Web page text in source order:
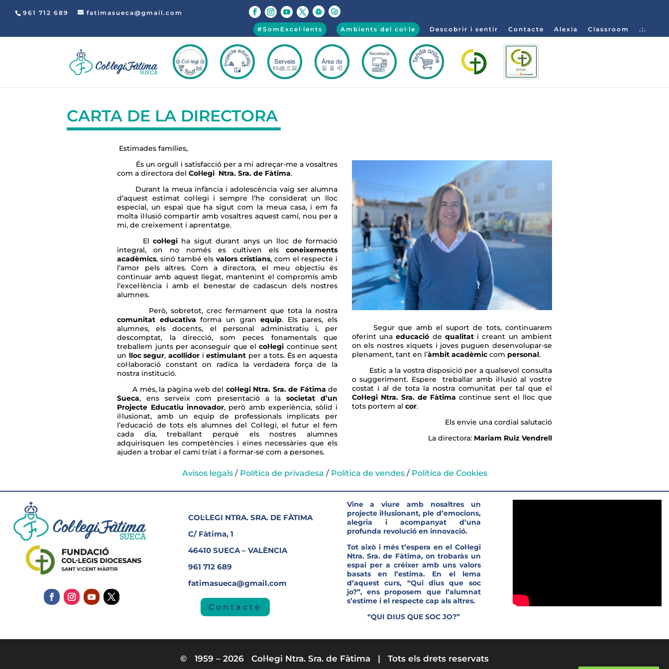
961 712 689 fatimasueca@gmail.com
#SomExcel·lents Ambients del col·le Descobrir i sentir Contacte Alexia Classroom .:.
CARTA DE LA DIRECTORA
Estimades famílies,
És un orgull i satisfacció per a mi adreçar-me a vosaltres
com a directora delCol·legi Ntra. Sra. de Fàtima.
Durant la meua infància i adolescència vaig ser alumna
d’aquest estimat col·legi i sempre l’he considerat un lloc
especial, un espai que ha sigut com la meua casa, i em fa
molta il·lusió compartir amb vosaltres aquest camí, nou per a
mi, de creixement i aprentatge.
Elcol·legi ha sigut durant anys un lloc de formació
integral, on no només es cultiven elsconeixements
acadèmics, sinó també elsvalors cristians, com el respecte i
l’amor pels altres. Com a directora, el meu objectiu és
continuar amb aquest llegat, mantenint el compromís amb
l’excel·lència i amb el benestar de cadascun dels nostres
alumnes.
Però, sobretot, crec fermament que tota la nostra
comunitat educativa forma un granequip. Els pares, els
alumnes, els docents, el personal administratiu i, per
descomptat, la direcció, som peces fonamentals que
treballem junts per aconseguir que elcol·legi continue sent
un lloc segur,acollidor iestimulant per a tots. És en aquesta
col·laboració constant on radica la verdadera força de la
nostra institució.
A més, la pàgina web del col·legi Ntra. Sra. de Fátima de
Sueca, ens serveix com presentació a lasocietat d’un
Projecte Educatiu innovador, però amb experiència, sòlid i
il·lusionat, amb un equip de professionals implicats per
l’educació de tots els alumnes del Col·legi, el futur el fem
cada dia, treballant perquè els nostres alumnes
adquirisquen les competències i eines necessàries que els
ajuden a trobar el camí triat i a formar-se com a persones.
Segur que amb el suport de tots, continuarem
oferint unaeducació de qualitati creant un ambient
on els nostres xiquets i joves puguen desenvolupar-se
plenament, tant en l’àmbit acadèmic com personal.
Estic a la vostra disposició per a qualsevol consulta
o suggeriment. Espere treballar amb il·lusió al vostre
costat i al de tota la nostra comunitat per tal que el
Col·legi Ntra. Sra. de Fàtima continue sent el lloc que
tots portem al cor.
Els envie una cordial salutació
La directora: Mariam Ruiz Vendrell
Avisos legals/ Política de privadesa / Política de vendes/ Política de Cookies
COL·LEGI NTRA. SRA. DE FÀTIMA
C/ Fàtima, 1
46410 SUECA – VALÈNCIA
961 712 689
fatimasueca@gmail.com
Contacte
Vine a viure amb nosaltres un
projecte il·lusionant, ple d’emocions,
alegria i acompanyat d’una
profunda revolució en innovació.
Tot això i més t’espera en el Col·legi
Ntra. Sra. de Fàtima, on trobaràs un
espai per a créixer amb uns valors
basats en l’estima. En el lema
d’aquest curs, “Qui dius que soc
jo?”, ens proposem que l’alumnat
s’estime i el respecte cap als altres.
“QUI DIUS QUE SOC JO?”
© 1959 – 2026 Col·legi Ntra. Sra. de Fàtima | Tots els drets reservats